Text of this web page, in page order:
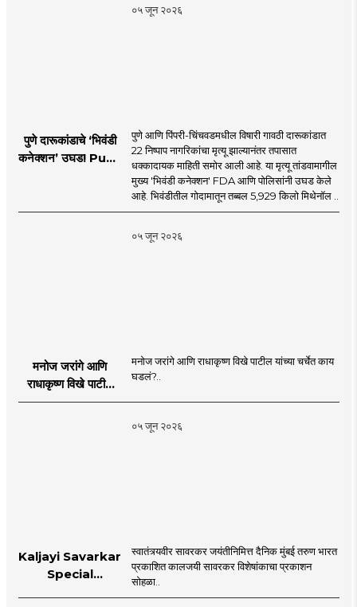
०५ जून २०२६
पुणे दारूकांडाचे ‘भिवंडी
कनेक्शन’ उघड! Pune
पुणे आणि पिंपरी-चिंचवडमधील विषारी गावठी दारूकांडात
22 निष्पाप नागरिकांचा मृत्यू झाल्यानंतर तपासात
धक्कादायक माहिती समोर आली आहे. या मृत्यू तांडवामागील
मुख्य 'भिवंडी कनेक्शन' FDA आणि पोलिसांनी उघड केले
आहे. भिवंडीतील गोदामातून तब्बल 5,929 किलो मिथेनॉल ..
०५ जून २०२६
मनोज जरांगे आणि
राधाकृष्ण विखे पाटील
यांच्या चर्चेत काय घडलं?
मनोज जरांगे आणि राधाकृष्ण विखे पाटील यांच्या चर्चेत काय
घडलं?..
०५ जून २०२६
Kaljayi Savarkar
Special
स्वातंत्र्यवीर सावरकर जयंतीनिमित्त दैनिक मुंबई तरुण भारत
प्रकाशित कालजयी सावरकर विशेषांकाचा प्रकाशन
सोहळा..